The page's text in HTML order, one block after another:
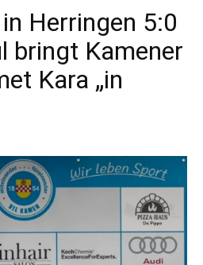
Herringen 5:0
bringt Kamener
Kara „in